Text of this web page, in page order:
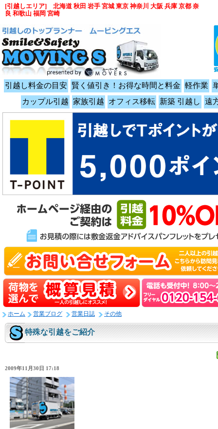
引越し料金の目安 賢く値引き！お得な時間と料金 軽作業
カップル引越 家族引越 オフィス移転 新築 引越し 遠
ホーム 営業ブログ 営業日誌 その他
特殊な引越をご紹介
2009年11月30日 17:18
[引越しエリア] 北海道 秋田 岩手 宮城 東京 神奈川 大阪 兵庫 京都 奈
良 和歌山 福岡 宮崎